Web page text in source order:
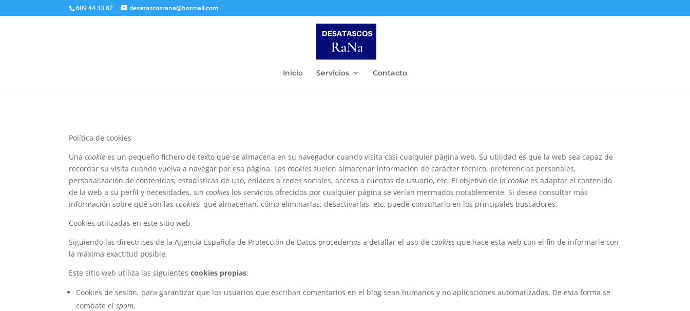
609 44 33 82 desatascosrana@hotmail.com
Inicio Servicios Contacto
Política de cookies
Unacookie es un pequeño fichero de texto que se almacena en su navegador cuando visita casi cualquier página web. Su utilidad es que la web sea capaz de
recordar su visita cuando vuelva a navegar por esa página. Lascookies suelen almacenar información de carácter técnico, preferencias personales,
personalización de contenidos, estadísticas de uso, enlaces a redes sociales, acceso a cuentas de usuario, etc. El objetivo de lacookie es adaptar el contenido
de la web a su perfil y necesidades, sincookies los servicios ofrecidos por cualquier página se verían mermados notablemente. Si desea consultar más
información sobre qué son lascookies, qué almacenan, cómo eliminarlas, desactivarlas, etc, puede consultarlo en los principales buscadores.
Cookies utilizadas en este sitio web
Siguiendo las directrices de la Agencia Española de Protección de Datos procedemos a detallar el uso decookies que hace esta web con el fin de informarle con
la máxima exactitud posible.
Este sitio web utiliza las siguientescookies propias:
Cookies de sesión, para garantizar que los usuarios que escriban comentarios en el blog sean humanos y no aplicaciones automatizadas. De esta forma se
combate elspam.